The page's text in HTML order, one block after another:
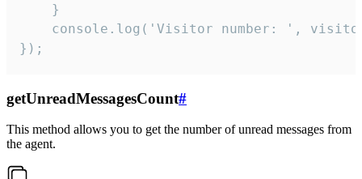
    }
console.log('Visitor number: ',
});
getUnreadMessagesCount#
This method allows you to get the number of unread messages from
the agent.